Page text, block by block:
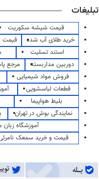
تبلیغات
قیمت شیشه سکوریت
خرید طلای آب شده
قیمت
استند تسلیت
دوربین مداربسته
مرجع
فروش مواد شیمیایی
قطعات لباسشویی
بلیط هواپیما
نمایندگی بوش در تهران
آموزشگاه زبان
قیمت و خرید سمعک